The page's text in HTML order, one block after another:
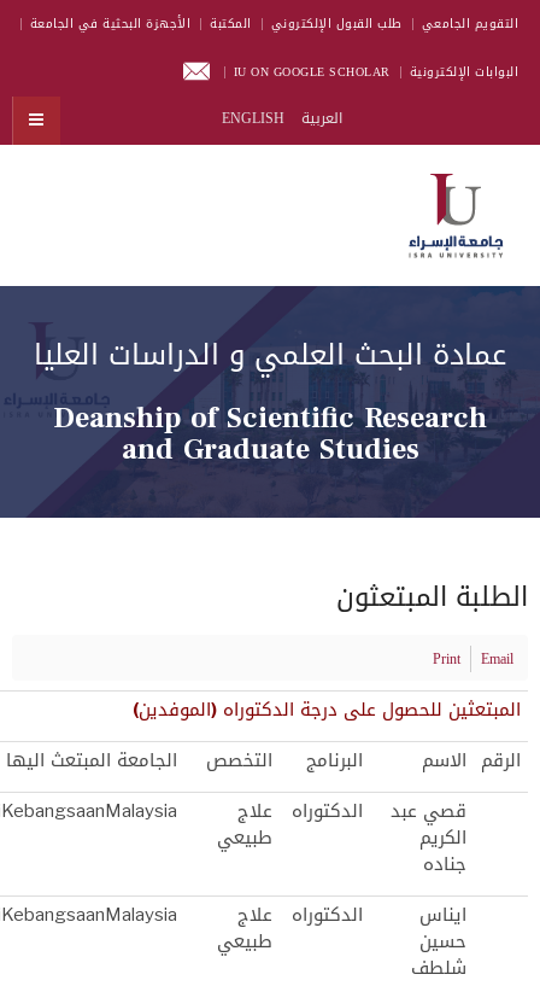
التقويم الجامعي طلب القبول الإلكتروني المكتبة الأجهزة البحثية في الجامعة
البوابات الإلكترونية IU ON GOOGLE SCHOLAR
العربية ENGLISH
عمادة البحث العلمي و الدراسات العليا
Deanship of Scientific Research
and Graduate Studies
الطلبة المبتعثون
Print Email
المبتعثين للحصول على درجة الدكتوراه (الموفدين)
الرقم الاسم البرنامج التخصص
الجامعة المبتعث اليها
قصي عبد
الكريم
جناده
الدكتوراه علاج
طبيعي
ايناس
حسين
شلطف
الدكتوراه علاج
طبيعي